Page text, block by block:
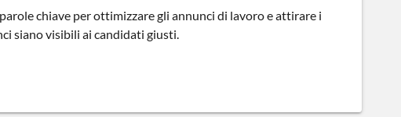
chiave per ottimizzare gli annunci di lavoro e attirare i
siano visibili ai candidati giusti.